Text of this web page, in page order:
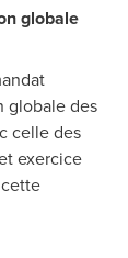
globale
globale des
celle des
exercice